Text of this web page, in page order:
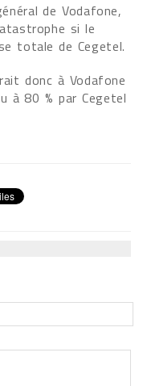
de Vodafone,
si le
totale de Cegetel.
donc à Vodafone
à 80 % par Cegetel